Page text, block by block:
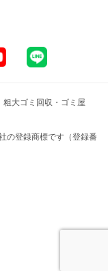
大ゴミ回収・ゴミ屋
の登録商標です（登録番